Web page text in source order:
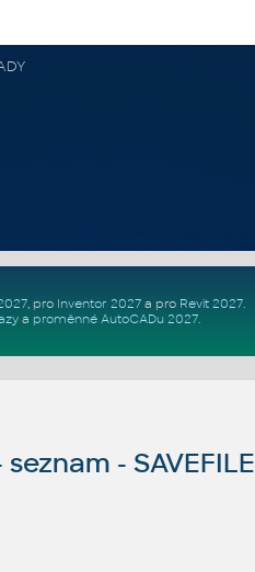
, pro Inventor 2027a pro Revit 2027.
a proměnné AutoCADu 2027.
- SAVEFILE